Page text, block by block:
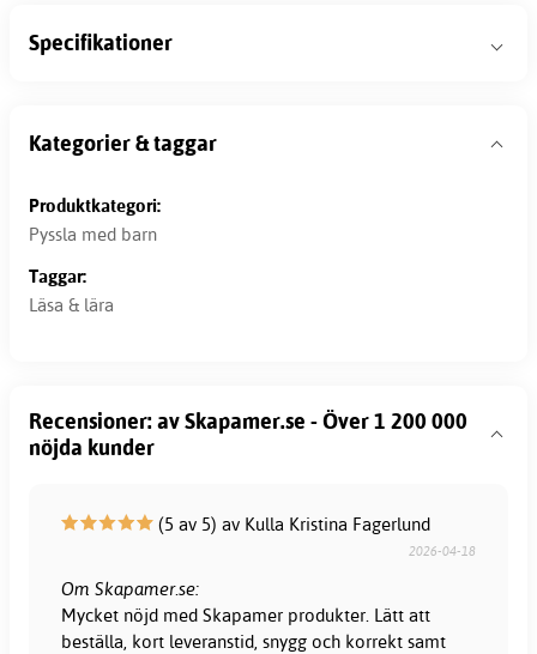
Specifikationer
Kategorier & taggar
Produktkategori:
Pyssla med barn
Taggar:
Läsa & lära
Recensioner: av Skapamer.se - Över 1 200 000
nöjda kunder
(5 av 5) av Kulla Kristina Fagerlund
2026-04-18
Om Skapamer.se:
Mycket nöjd med Skapamer produkter. Lätt att
beställa, kort leveranstid, snygg och korrekt samt